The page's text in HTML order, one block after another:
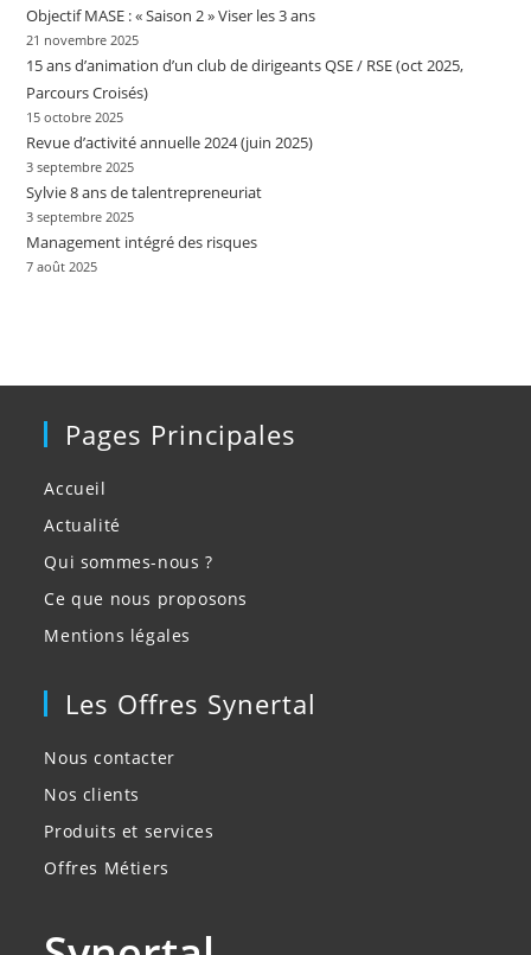
Objectif MASE : « Saison 2 » Viser les 3 ans
21 novembre 2025
15 ans d’animation d’un club de dirigeants QSE / RSE (oct 2025,
Parcours Croisés)
15 octobre 2025
Revue d’activité annuelle 2024 (juin 2025)
3 septembre 2025
Sylvie 8 ans de talentrepreneuriat
3 septembre 2025
Management intégré des risques
7 août 2025
Pages Principales
Accueil
Actualité
Qui sommes-nous ?
Ce que nous proposons
Mentions légales
Les Offres Synertal
Nous contacter
Nos clients
Produits et services
Offres Métiers